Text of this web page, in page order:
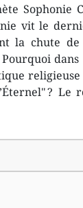
Sophonie
vit le
la chute
? Le